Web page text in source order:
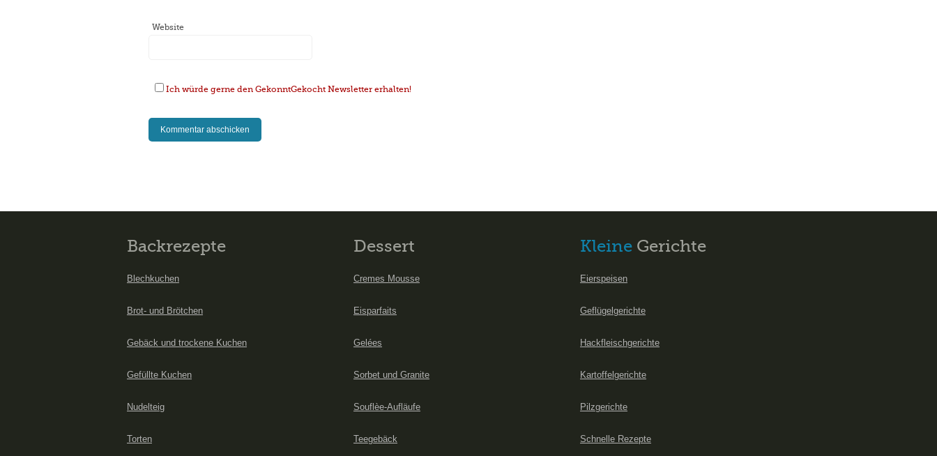
Website
Ich würde gerne den GekonntGekocht Newsletter erhalten!
Backrezepte
Blechkuchen
Brot- und Brötchen
Gebäck und trockene Kuchen
Gefüllte Kuchen
Nudelteig
Torten
Dessert
Cremes Mousse
Eisparfaits
Gelées
Sorbet und Granite
Souflèe-Aufläufe
Teegebäck
Kleine Gerichte
Eierspeisen
Geflügelgerichte
Hackfleischgerichte
Kartoffelgerichte
Pilzgerichte
Schnelle Rezepte